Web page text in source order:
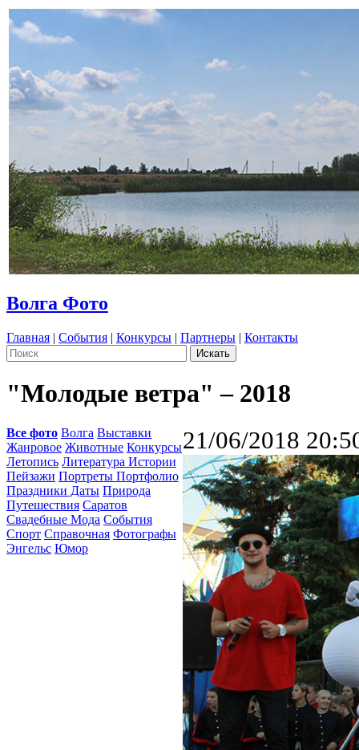
Волга Фото
Главная | События | Конкурсы | Партнеры | Контакты
"Молодые ветра" – 2018
Все фото Волга Выставки
Жанровое Животные Конкурсы
Летопись Литература Истории
Пейзажи Портреты Портфолио
Праздники Даты Природа
Путешествия Саратов
Свадебные Мода События
Спорт Справочная Фотографы
Энгельс Юмор
21/06/2018